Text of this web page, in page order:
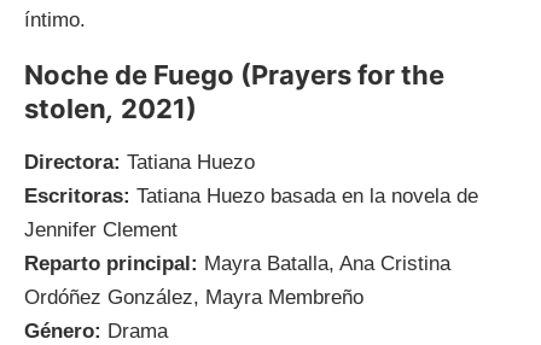
íntimo.
Noche de Fuego (Prayers for the
stolen, 2021)
Directora: Tatiana Huezo
Escritoras: Tatiana Huezo basada en la novela de
Jennifer Clement
Reparto principal: Mayra Batalla, Ana Cristina
Ordóñez González, Mayra Membreño
Género: Drama